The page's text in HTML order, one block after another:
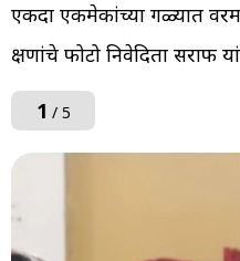
एकदा एकमेकांच्या गळ्यात
क्षणांचे फोटो निवेदिता सराफ
1 / 5